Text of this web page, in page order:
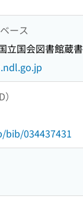
ース
立国会図書館蔵書
034437431